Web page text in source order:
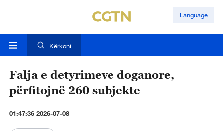
Language
Kërkoni
Falja e detyrimeve doganore,
përfitojnë 260 subjekte
01:47:36 2026-07-08